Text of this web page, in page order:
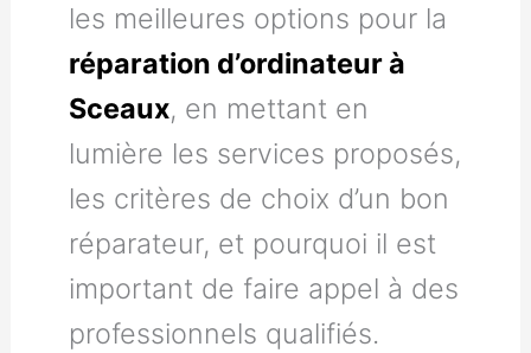
les meilleures options pour la
réparation d’ordinateur à
Sceaux, en mettant en
lumière les services proposés,
les critères de choix d’un bon
réparateur, et pourquoi il est
important de faire appel à des
professionnels qualifiés.